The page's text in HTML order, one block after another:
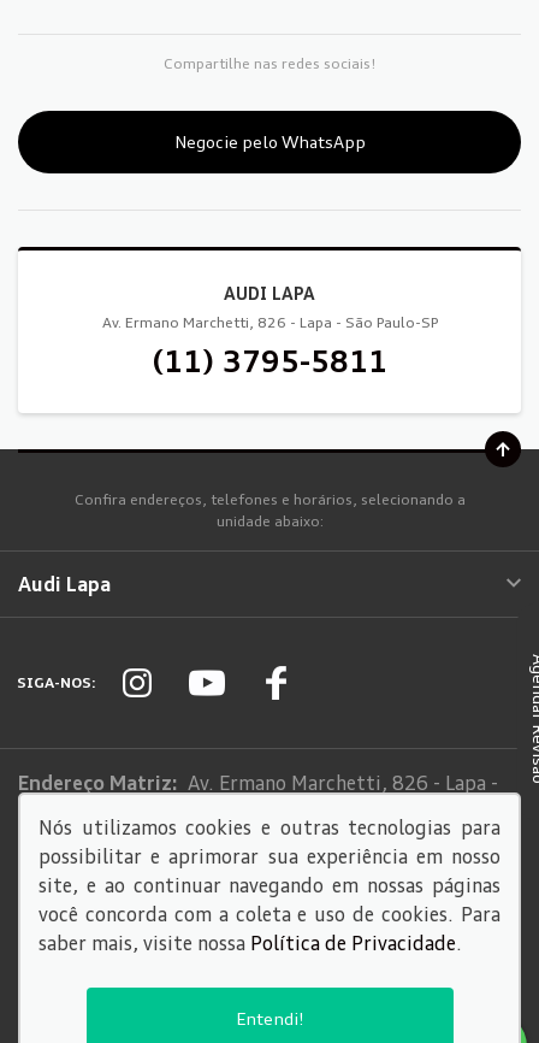
Compartilhe nas redes sociais!
Negocie pelo WhatsApp
AUDI LAPA
Av. Ermano Marchetti, 826 - Lapa - São Paulo-SP
(11) 3795-5811
Confira endereços, telefones e horários, selecionando a
unidade abaixo:
Audi Lapa
SIGA-NOS:
Endereço Matriz: Av. Ermano Marchetti, 826 - Lapa -
Sistema de informações de Créditos (SCR)
Código de Conduta
Política de privacidade
Nós utilizamos cookies e outras tecnologias para
possibilitar e aprimorar sua experiência em nosso
site, e ao continuar navegando em nossas páginas
você concorda com a coleta e uso de cookies. Para
saber mais, visite nossa Política de Privacidade.
Entendi!